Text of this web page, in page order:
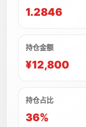
1.2846
持仓金额
¥12,800
持仓占比
36%